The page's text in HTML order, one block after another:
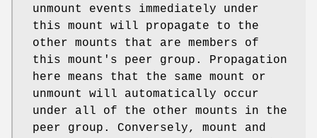
unmount events immediately under
this mount will propagate to the
other mounts that are members of
this mount's peer group. Propagation
here means that the same mount or
unmount will automatically occur
under all of the other mounts in the
peer group. Conversely, mount and